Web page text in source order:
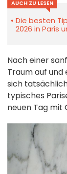
AUCH ZU LESEN
Die besten
2026 in Paris
Nach einer
Traum auf und
sich
typisches
neuen Tag mit